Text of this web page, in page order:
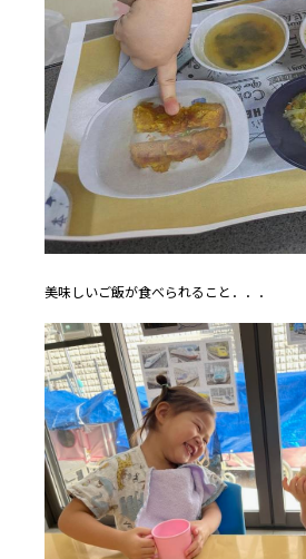
美味しいご飯が食べられること．．．